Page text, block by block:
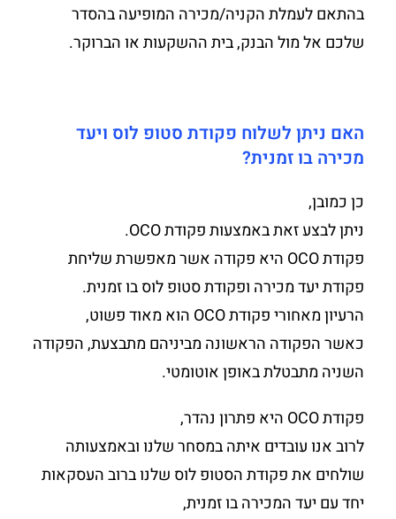
בהתאם לעמלת הקניה/מכירה המופיעה בהסדר
שלכם אל מול הבנק, בית ההשקעות או הברוקר.
האם ניתן לשלוח פקודת סטופ לוס ויעד
מכירה בו זמנית?
כן כמובן,
ניתן לבצע זאת באמצעות פקודת OCO.
פקודת OCO היא פקודה אשר מאפשרת שליחת
פקודת יעד מכירה ופקודת סטופ לוס בו זמנית.
הרעיון מאחורי פקודת OCO הוא מאוד פשוט,
כאשר הפקודה הראשונה מביניהם מתבצעת, הפקודה
השניה מתבטלת באופן אוטומטי.
פקודת OCO היא פתרון נהדר,
לרוב אנו עובדים איתה במסחר שלנו ובאמצעותה
שולחים את פקודת הסטופ לוס שלנו ברוב העסקאות
יחד עם יעד המכירה בו זמנית,